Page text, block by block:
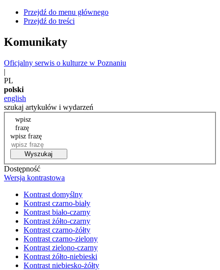
Przejdź do menu głównego
Przejdź do treści
Komunikaty
Oficjalny serwis o kulturze w Poznaniu
|
PL
polski
english
szukaj artykułów i wydarzeń
wpisz
frazę
wpisz frazę
Wyszukaj
Dostępność
Wersja kontrastowa
Kontrast domyślny
Kontrast czarno-biały
Kontrast biało-czarny
Kontrast żółto-czarny
Kontrast czarno-żółty
Kontrast czarno-zielony
Kontrast zielono-czarny
Kontrast żółto-niebieski
Kontrast niebiesko-żółty